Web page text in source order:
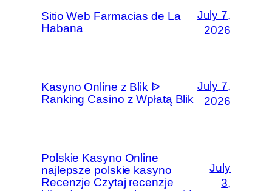
Sitio Web Farmacias de La
Habana
July 7,
2026
Kasyno Online z Blik ᐉ
Ranking Casino z Wpłatą Blik
July 7,
2026
Polskie Kasyno Online
najlepsze polskie kasyno
Recenzje Czytaj recenzje
July
3,